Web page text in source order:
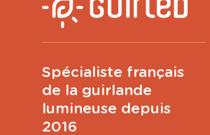
Spécialiste français
de la guirlande
lumineuse depuis
2016